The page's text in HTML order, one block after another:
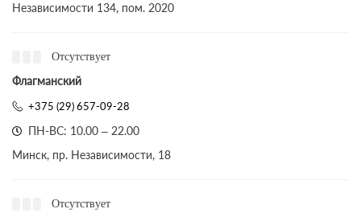
Независимости 134, пом. 2020
Отсутствует
Флагманский
+375 (29) 657-09-28
ПН-ВС: 10.00 – 22.00
Минск, пр. Независимости, 18
Отсутствует